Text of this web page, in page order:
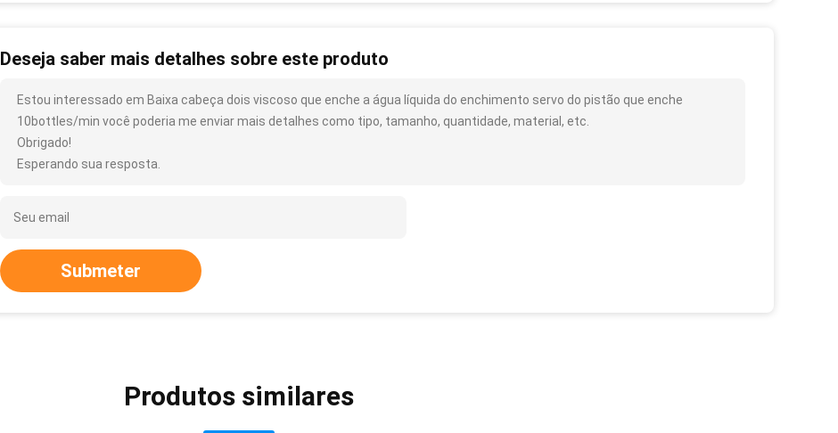
Deseja saber mais detalhes sobre este produto
Estou interessado em Baixa cabeça dois viscoso que enche a água líquida do enchimento servo do pistão que enche
10bottles/min você poderia me enviar mais detalhes como tipo, tamanho, quantidade, material, etc.
Obrigado!
Esperando sua resposta.
Submeter
Produtos similares